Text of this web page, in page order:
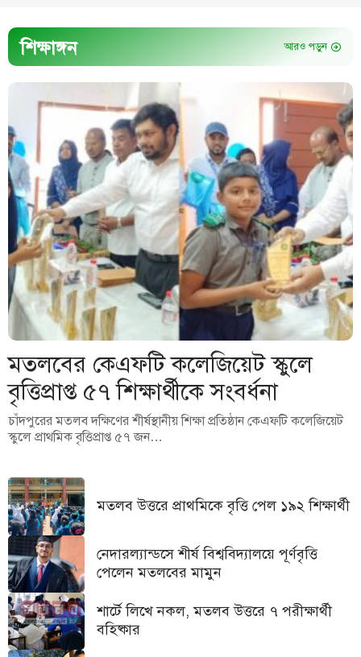
শিক্ষাঙ্গন আরও পড়ুন
মতলবের কেএফটি কলেজিয়েট স্কুলে
বৃত্তিপ্রাপ্ত ৫৭ শিক্ষার্থীকে সংবর্ধনা
চাঁদপুরের মতলব দক্ষিণের শীর্ষস্থানীয় শিক্ষা প্রতিষ্ঠান কেএফটি কলেজিয়েট
স্কুলে প্রাথমিক বৃত্তিপ্রাপ্ত ৫৭ জন…
মতলব উত্তরে প্রাথমিকে বৃত্তি পেল ১৯২ শিক্ষার্থী
নেদারল্যান্ডসে শীর্ষ বিশ্ববিদ্যালয়ে পূর্ণবৃত্তি
পেলেন মতলবের মামুন
শার্টে লিখে নকল, মতলব উত্তরে ৭ পরীক্ষার্থী
বহিষ্কার